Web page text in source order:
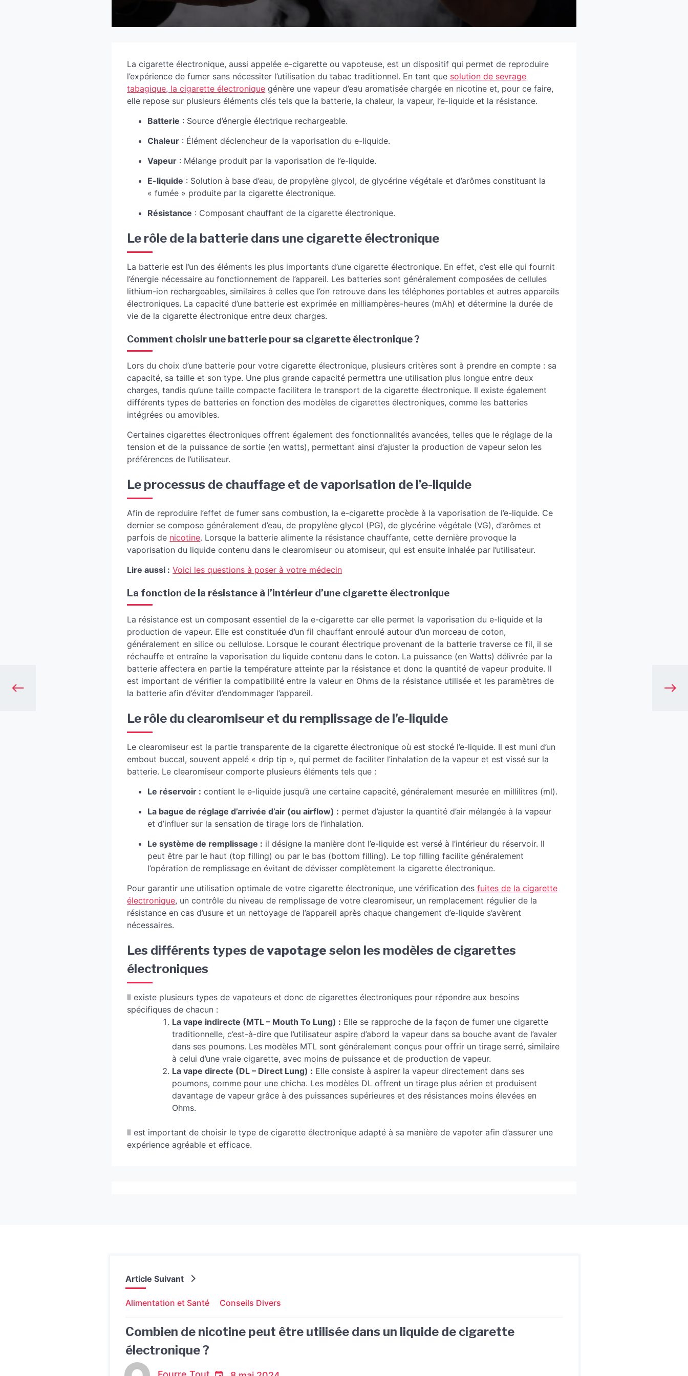
La cigarette électronique, aussi appelée e-cigarette ou vapoteuse, est un dispositif qui permet de reproduire
l’expérience de fumer sans nécessiter l’utilisation du tabac traditionnel. En tant que solution de sevrage
tabagique, la cigarette électronique génère une vapeur d’eau aromatisée chargée en nicotine et, pour ce faire,
elle repose sur plusieurs éléments clés tels que la batterie, la chaleur, la vapeur, l’e-liquide et la résistance.
Batterie : Source d’énergie électrique rechargeable.
Chaleur : Élément déclencheur de la vaporisation du e-liquide.
Vapeur : Mélange produit par la vaporisation de l’e-liquide.
E-liquide : Solution à base d’eau, de propylène glycol, de glycérine végétale et d’arômes constituant la
« fumée » produite par la cigarette électronique.
Résistance : Composant chauffant de la cigarette électronique.
Le rôle de la batterie dans une cigarette électronique
La batterie est l’un des éléments les plus importants d’une cigarette électronique. En effet, c’est elle qui fournit
l’énergie nécessaire au fonctionnement de l’appareil. Les batteries sont généralement composées de cellules
lithium-ion rechargeables, similaires à celles que l’on retrouve dans les téléphones portables et autres appareils
électroniques. La capacité d’une batterie est exprimée en milliampères-heures (mAh) et détermine la durée de
vie de la cigarette électronique entre deux charges.
Comment choisir une batterie pour sa cigarette électronique ?
Lors du choix d’une batterie pour votre cigarette électronique, plusieurs critères sont à prendre en compte : sa
capacité, sa taille et son type. Une plus grande capacité permettra une utilisation plus longue entre deux
charges, tandis qu’une taille compacte facilitera le transport de la cigarette électronique. Il existe également
différents types de batteries en fonction des modèles de cigarettes électroniques, comme les batteries
intégrées ou amovibles.
Certaines cigarettes électroniques offrent également des fonctionnalités avancées, telles que le réglage de la
tension et de la puissance de sortie (en watts), permettant ainsi d’ajuster la production de vapeur selon les
préférences de l’utilisateur.
Le processus de chauffage et de vaporisation de l’e-liquide
Afin de reproduire l’effet de fumer sans combustion, la e-cigarette procède à la vaporisation de l’e-liquide. Ce
dernier se compose généralement d’eau, de propylène glycol (PG), de glycérine végétale (VG), d’arômes et
parfois de nicotine. Lorsque la batterie alimente la résistance chauffante, cette dernière provoque la
vaporisation du liquide contenu dans le clearomiseur ou atomiseur, qui est ensuite inhalée par l’utilisateur.
Lire aussi : Voici les questions à poser à votre médecin
La fonction de la résistance à l’intérieur d’une cigarette électronique
La résistance est un composant essentiel de la e-cigarette car elle permet la vaporisation du e-liquide et la
production de vapeur. Elle est constituée d’un fil chauffant enroulé autour d’un morceau de coton,
généralement en silice ou cellulose. Lorsque le courant électrique provenant de la batterie traverse ce fil, il se
réchauffe et entraîne la vaporisation du liquide contenu dans le coton. La puissance (en Watts) délivrée par la
batterie affectera en partie la température atteinte par la résistance et donc la quantité de vapeur produite. Il
est important de vérifier la compatibilité entre la valeur en Ohms de la résistance utilisée et les paramètres de
la batterie afin d’éviter d’endommager l’appareil.
Le rôle du clearomiseur et du remplissage de l’e-liquide
Le clearomiseur est la partie transparente de la cigarette électronique où est stocké l’e-liquide. Il est muni d’un
embout buccal, souvent appelé « drip tip », qui permet de faciliter l’inhalation de la vapeur et est vissé sur la
batterie. Le clearomiseur comporte plusieurs éléments tels que :
Le réservoir : contient le e-liquide jusqu’à une certaine capacité, généralement mesurée en millilitres (ml).
La bague de réglage d’arrivée d’air (ou airflow) : permet d’ajuster la quantité d’air mélangée à la vapeur
et d’influer sur la sensation de tirage lors de l’inhalation.
Le système de remplissage : il désigne la manière dont l’e-liquide est versé à l’intérieur du réservoir. Il
peut être par le haut (top filling) ou par le bas (bottom filling). Le top filling facilite généralement
l’opération de remplissage en évitant de dévisser complètement la cigarette électronique.
Pour garantir une utilisation optimale de votre cigarette électronique, une vérification desfuites de la cigarette
électronique, un contrôle du niveau de remplissage de votre clearomiseur, un remplacement régulier de la
résistance en cas d’usure et un nettoyage de l’appareil après chaque changement d’e-liquide s’avèrent
nécessaires.
Les différents types devapotage selon les modèles de cigarettes
électroniques
Il existe plusieurs types de vapoteurs et donc de cigarettes électroniques pour répondre aux besoins
spécifiques de chacun :
La vape indirecte (MTL – Mouth To Lung) : Elle se rapproche de la façon de fumer une cigarette
traditionnelle, c’est-à-dire que l’utilisateur aspire d’abord la vapeur dans sa bouche avant de l’avaler
dans ses poumons. Les modèles MTL sont généralement conçus pour offrir un tirage serré, similaire
à celui d’une vraie cigarette, avec moins de puissance et de production de vapeur.
La vape directe (DL – Direct Lung) : Elle consiste à aspirer la vapeur directement dans ses
poumons, comme pour une chicha. Les modèles DL offrent un tirage plus aérien et produisent
davantage de vapeur grâce à des puissances supérieures et des résistances moins élevées en
Ohms.
Il est important de choisir le type de cigarette électronique adapté à sa manière de vapoter afin d’assurer une
expérience agréable et efficace.
Article Suivant
Alimentation et Santé Conseils Divers
Combien de nicotine peut être utilisée dans un liquide de cigarette
électronique ?